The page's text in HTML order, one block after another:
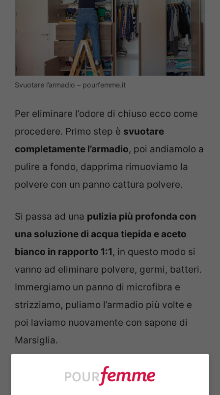
Svuotare l’armadio – pourfemme.it
Per eliminare l’odore di chiuso ecco come
procedere. Primo step è svuotare
completamente l’armadio, poi andiamolo a
pulire a fondo, dapprima rimuoviamo la
polvere con un panno cattura polvere.
Si passa ad una pulizia più profonda con
una soluzione di acqua tiepida e aceto
bianco in rapporto 1:1, in questo modo si
vanno ad eliminare polvere, germi, batteri.
Immergiamo un panno di microfibra e
strizziamo, puliamo l’armadio più volte e
poi laviamo nuovamente con sapone di
Marsiglia.
asciugare bene l’armadio per
e lasciamo aperte le